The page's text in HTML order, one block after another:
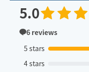
5.0
6 reviews
5 stars
4 stars